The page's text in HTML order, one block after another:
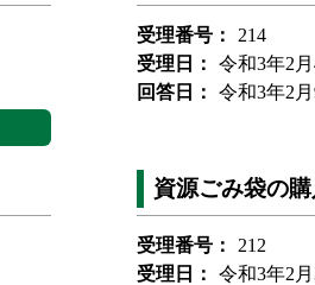
受理番号：
214
受理日：
令和3年2月
回答日：
令和3年2月
資源ごみ袋の
受理番号：
212
受理日：
令和3年2月